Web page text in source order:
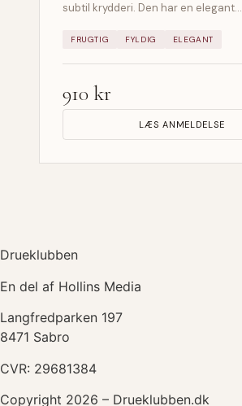
subtil krydderi. Den har en elegant…
FRUGTIG FYLDIG ELEGANT
910 kr
LÆS ANMELDELSE
Drueklubben
En del af Hollins Media
Langfredparken 197
8471 Sabro
CVR: 29681384
Copyright 2026 – Drueklubben.dk